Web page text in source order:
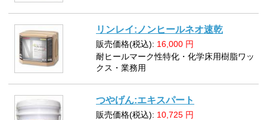
リンレイ:ノンヒールネオ速乾
販売価格(税込): 16,000 円
耐ヒールマーク性特化・化学床用樹脂ワッ
クス・業務用
つやげん:エキスパート
販売価格(税込): 10,725 円